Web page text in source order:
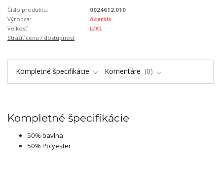
Číslo produktu:
0024612.010
Výrobca:
Acerbis
Veľkosť:
L/XL
Strážiť cenu / dostupnosť
Kompletné špecifikácie Komentáre 0
Kompletné špecifikácie
50% bavlna
50% Polyester